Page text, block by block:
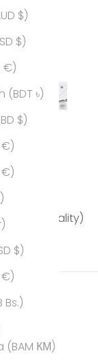
$)
$)
€)
(BDT ৳)
$)
€)
€)
$)
€)
Bs.)
(BAM КМ)
Quality)